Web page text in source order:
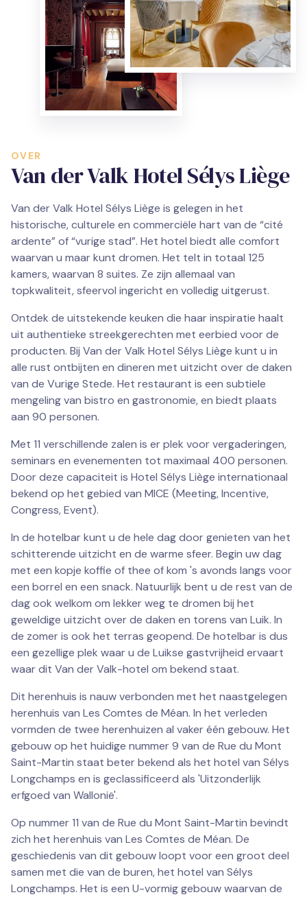
OVER
Van der Valk Hotel Sélys Liège
Van der Valk Hotel Sélys Liège is gelegen in het
historische, culturele en commerciële hart van de “cité
ardente” of “vurige stad”. Het hotel biedt alle comfort
waarvan u maar kunt dromen. Het telt in totaal 125
kamers, waarvan 8 suites. Ze zijn allemaal van
topkwaliteit, sfeervol ingericht en volledig uitgerust.
Ontdek de uitstekende keuken die haar inspiratie haalt
uit authentieke streekgerechten met eerbied voor de
producten. Bij Van der Valk Hotel Sélys Liège kunt u in
alle rust ontbijten en dineren met uitzicht over de daken
van de Vurige Stede. Het restaurant is een subtiele
mengeling van bistro en gastronomie, en biedt plaats
aan 90 personen.
Met 11 verschillende zalen is er plek voor vergaderingen,
seminars en evenementen tot maximaal 400 personen.
Door deze capaciteit is Hotel Sélys Liège internationaal
bekend op het gebied van MICE (Meeting, Incentive,
Congress, Event).
In de hotelbar kunt u de hele dag door genieten van het
schitterende uitzicht en de warme sfeer. Begin uw dag
met een kopje koffie of thee of kom 's avonds langs voor
een borrel en een snack. Natuurlijk bent u de rest van de
dag ook welkom om lekker weg te dromen bij het
geweldige uitzicht over de daken en torens van Luik. In
de zomer is ook het terras geopend. De hotelbar is dus
een gezellige plek waar u de Luikse gastvrijheid ervaart
waar dit Van der Valk-hotel om bekend staat.
Dit herenhuis is nauw verbonden met het naastgelegen
herenhuis van Les Comtes de Méan. In het verleden
vormden de twee herenhuizen al vaker één gebouw. Het
gebouw op het huidige nummer 9 van de Rue du Mont
Saint-Martin staat beter bekend als het hotel van Sélys
Longchamps en is geclassificeerd als 'Uitzonderlijk
erfgoed van Wallonië'.
Op nummer 11 van de Rue du Mont Saint-Martin bevindt
zich het herenhuis van Les Comtes de Méan. De
geschiedenis van dit gebouw loopt voor een groot deel
samen met die van de buren, het hotel van Sélys
Longchamps. Het is een U-vormig gebouw waarvan de